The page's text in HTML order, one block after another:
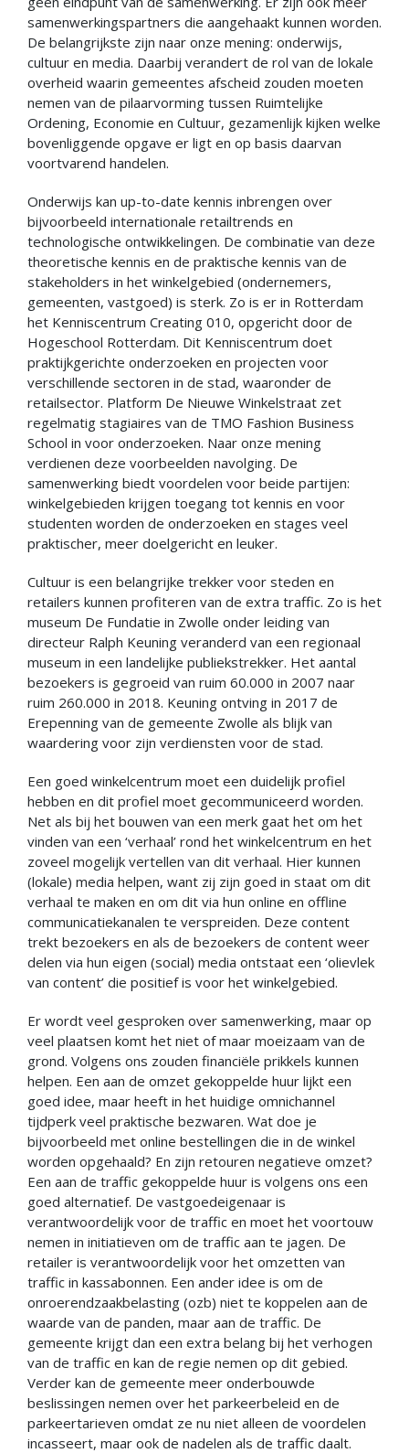
samenwerkingspartners die aangehaakt kunnen worden.
De belangrijkste zijn naar onze mening: onderwijs,
cultuur en media. Daarbij verandert de rol van de lokale
overheid waarin gemeentes afscheid zouden moeten
nemen van de pilaarvorming tussen Ruimtelijke
Ordening, Economie en Cultuur, gezamenlijk kijken welke
bovenliggende opgave er ligt en op basis daarvan
voortvarend handelen.
Onderwijs kan up-to-date kennis inbrengen over
bijvoorbeeld internationale retailtrends en
technologische ontwikkelingen. De combinatie van deze
theoretische kennis en de praktische kennis van de
stakeholders in het winkelgebied (ondernemers,
gemeenten, vastgoed) is sterk. Zo is er in Rotterdam
het Kenniscentrum Creating 010, opgericht door de
Hogeschool Rotterdam. Dit Kenniscentrum doet
praktijkgerichte onderzoeken en projecten voor
verschillende sectoren in de stad, waaronder de
retailsector. Platform De Nieuwe Winkelstraat zet
regelmatig stagiaires van de TMO Fashion Business
School in voor onderzoeken. Naar onze mening
verdienen deze voorbeelden navolging. De
samenwerking biedt voordelen voor beide partijen:
winkelgebieden krijgen toegang tot kennis en voor
studenten worden de onderzoeken en stages veel
praktischer, meer doelgericht en leuker.
Cultuur is een belangrijke trekker voor steden en
retailers kunnen profiteren van de extra traffic. Zo is het
museum De Fundatie in Zwolle onder leiding van
directeur Ralph Keuning veranderd van een regionaal
museum in een landelijke publiekstrekker. Het aantal
bezoekers is gegroeid van ruim 60.000 in 2007 naar
ruim 260.000 in 2018. Keuning ontving in 2017 de
Erepenning van de gemeente Zwolle als blijk van
waardering voor zijn verdiensten voor de stad.
Een goed winkelcentrum moet een duidelijk profiel
hebben en dit profiel moet gecommuniceerd worden.
Net als bij het bouwen van een merk gaat het om het
vinden van een ‘verhaal’ rond het winkelcentrum en het
zoveel mogelijk vertellen van dit verhaal. Hier kunnen
(lokale) media helpen, want zij zijn goed in staat om dit
verhaal te maken en om dit via hun online en offline
communicatiekanalen te verspreiden. Deze content
trekt bezoekers en als de bezoekers de content weer
delen via hun eigen (social) media ontstaat een ‘olievlek
van content’ die positief is voor het winkelgebied.
Er wordt veel gesproken over samenwerking, maar op
veel plaatsen komt het niet of maar moeizaam van de
grond. Volgens ons zouden financiële prikkels kunnen
helpen. Een aan de omzet gekoppelde huur lijkt een
goed idee, maar heeft in het huidige omnichannel
tijdperk veel praktische bezwaren. Wat doe je
bijvoorbeeld met online bestellingen die in de winkel
worden opgehaald? En zijn retouren negatieve omzet?
Een aan de traffic gekoppelde huur is volgens ons een
goed alternatief. De vastgoedeigenaar is
verantwoordelijk voor de traffic en moet het voortouw
nemen in initiatieven om de traffic aan te jagen. De
retailer is verantwoordelijk voor het omzetten van
traffic in kassabonnen. Een ander idee is om de
onroerendzaakbelasting (ozb) niet te koppelen aan de
waarde van de panden, maar aan de traffic. De
gemeente krijgt dan een extra belang bij het verhogen
van de traffic en kan de regie nemen op dit gebied.
Verder kan de gemeente meer onderbouwde
beslissingen nemen over het parkeerbeleid en de
parkeertarieven omdat ze nu niet alleen de voordelen
incasseert, maar ook de nadelen als de traffic daalt.